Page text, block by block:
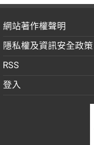
網站著作權聲明
隱私權及資訊安全政策
RSS
登入